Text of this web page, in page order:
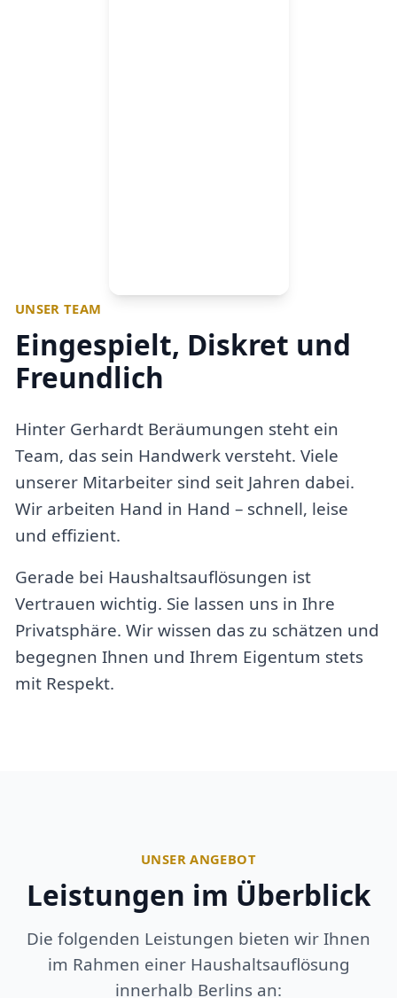
UNSER TEAM
Eingespielt, Diskret und
Freundlich
Hinter Gerhardt Beräumungen steht ein
Team, das sein Handwerk versteht. Viele
unserer Mitarbeiter sind seit Jahren dabei.
Wir arbeiten Hand in Hand – schnell, leise
und effizient.
Gerade bei Haushaltsauflösungen ist
Vertrauen wichtig. Sie lassen uns in Ihre
Privatsphäre. Wir wissen das zu schätzen und
begegnen Ihnen und Ihrem Eigentum stets
mit Respekt.
UNSER ANGEBOT
Leistungen im Überblick
Die folgenden Leistungen bieten wir Ihnen
im Rahmen einer Haushaltsauflösung
innerhalb Berlins an: